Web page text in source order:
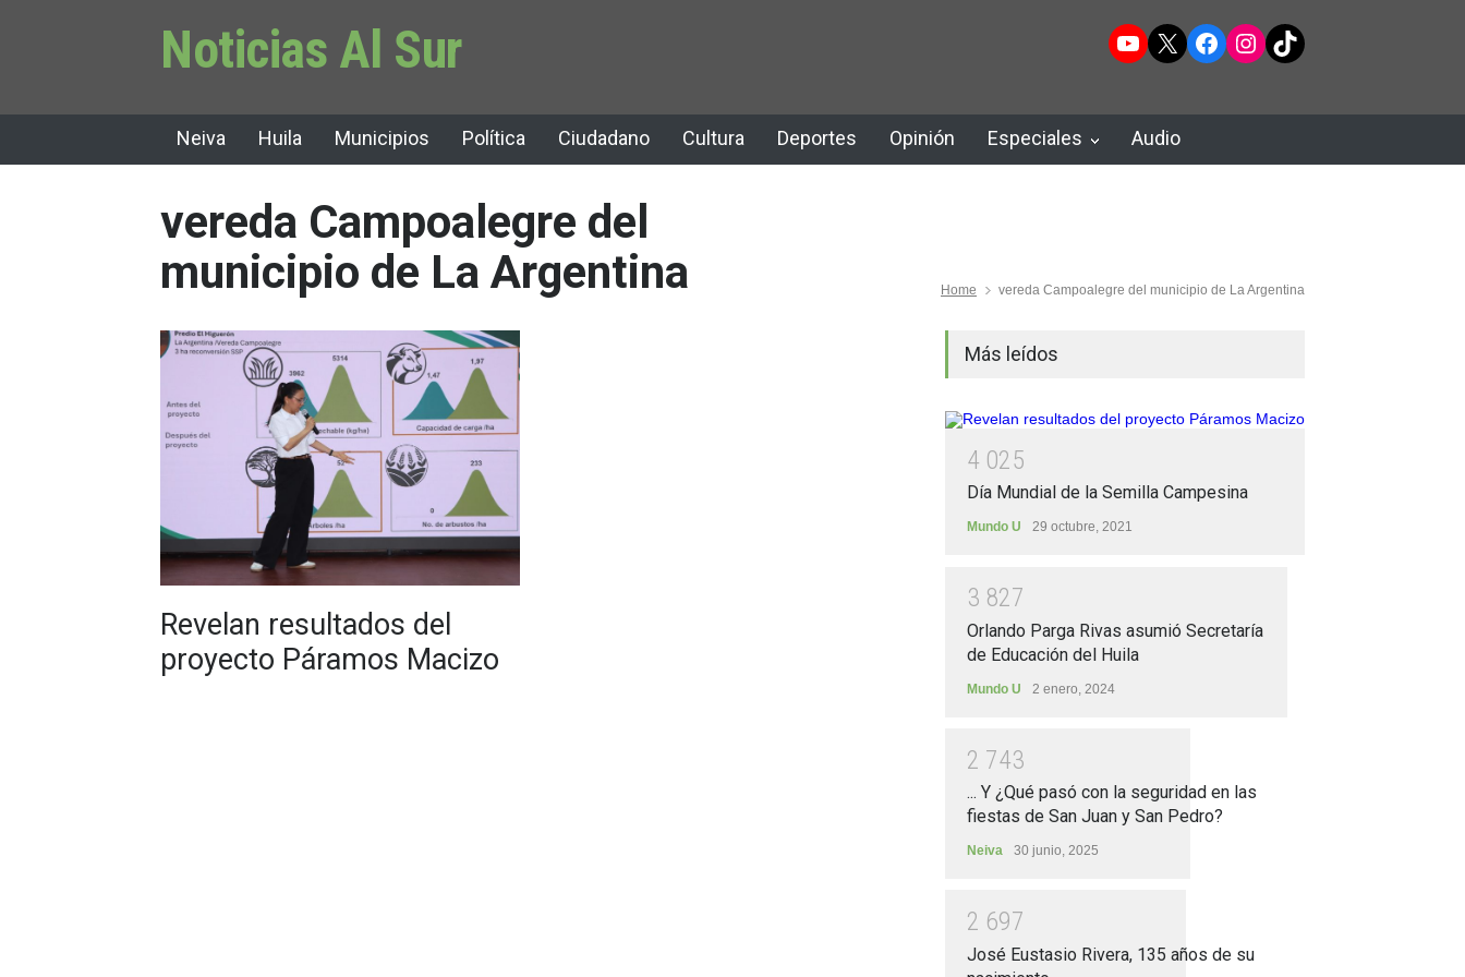
Noticias Al Sur YouTube
X Facebook
Instagram
TikTok
Neiva Huila Municipios Política Ciudadano Cultura Deportes Opinión Especiales Audio
vereda Campoalegre del
municipio de La Argentina
Home vereda Campoalegre del municipio de La Argentina
Revelan resultados del
proyecto Páramos Macizo
Más leídos
4 025
Día Mundial de la Semilla Campesina
Mundo U 29 octubre, 2021
3 827
Orlando Parga Rivas asumió Secretaría
de Educación del Huila
Mundo U 2 enero, 2024
2 743
... Y ¿Qué pasó con la seguridad en las
fiestas de San Juan y San Pedro?
Neiva 30 junio, 2025
2 697
José Eustasio Rivera, 135 años de su